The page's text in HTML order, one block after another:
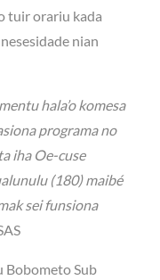
tuir orariu kada
nian
hala’o komesa
programa no
iha Oe-cuse
(180) maibé
sei funsiona
Bobometo Sub